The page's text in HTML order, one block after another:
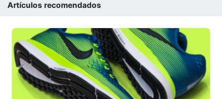
Artículos recomendados